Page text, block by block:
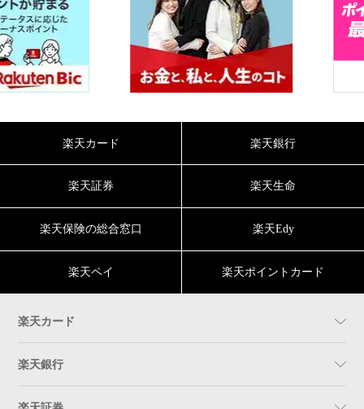
楽天カード 楽天銀行
楽天証券 楽天生命
楽天保険の総合窓口 楽天Edy
楽天ペイ 楽天ポイントカード
楽天カード
楽天銀行